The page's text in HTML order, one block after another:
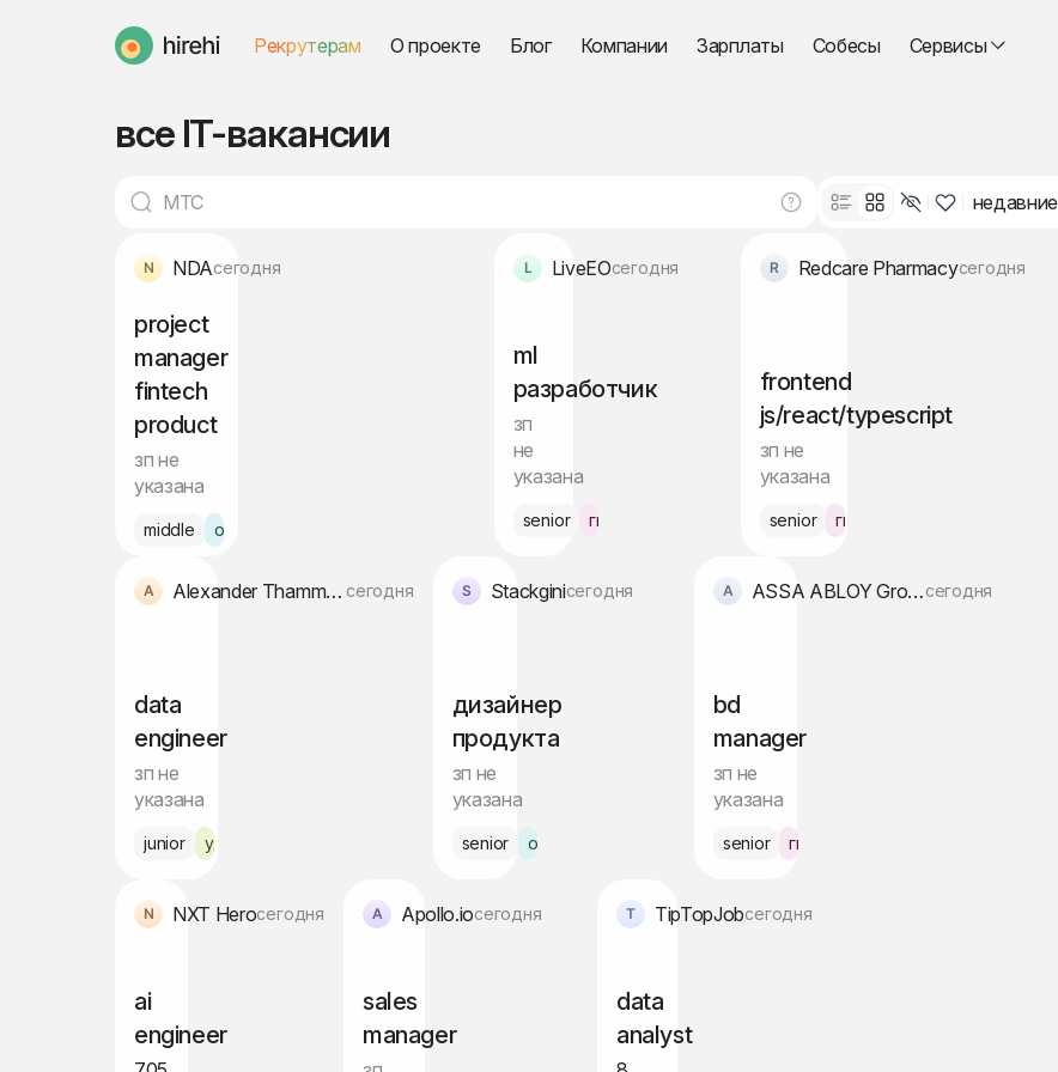
HireHi Рекрутерам О проекте Блог Компании Зарплаты Собесы Сервисы
все IT-вакансии
недавние
NDAсегодня
project
manager
fintech
product
зп не
указана
middle офис Пафос
LiveEOсегодня
ml
разработчик
зп
не
указана
senior гибрид Берлин
Redcare Pharmacyсегодня
frontend
js/react/typescript
зп не
указана
senior гибрид Берлин
Alexander Thamm [at] сегодня
data
engineer
зп не
указана
junior удалённо
Stackginiсегодня
дизайнер
продукта
зп не
указана
senior офис Берлин
ASSA ABLOY Groupсегодня
bd
manager
зп не
указана
senior гибрид Берлин
NXT Heroсегодня
ai
engineer
Apollo.ioсегодня
sales
manager
TipTopJobсегодня
data
analyst